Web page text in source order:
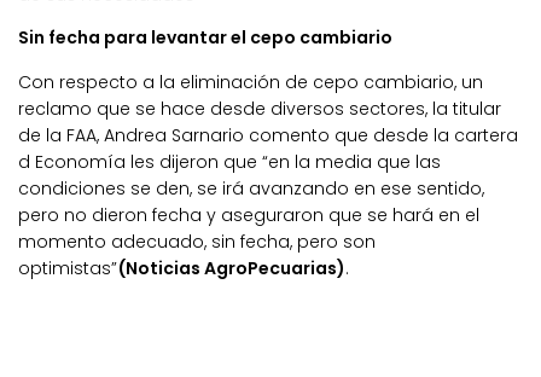
Sin fecha para levantar el cepo cambiario
Con respecto a la eliminación de cepo cambiario, un
reclamo que se hace desde diversos sectores, la titular
de la FAA, Andrea Sarnario comento que desde la cartera
d Economía les dijeron que “en la media que las
condiciones se den, se irá avanzando en ese sentido,
pero no dieron fecha y aseguraron que se hará en el
momento adecuado, sin fecha, pero son
optimistas”(Noticias AgroPecuarias).